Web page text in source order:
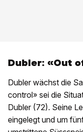
Dubler: «Out
Dubler wächst die
control» sei die
Dubler (72). Seine
eingelegt und um